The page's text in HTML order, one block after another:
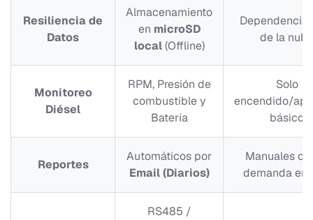
Resiliencia de
Datos
Almacenamiento
en microSD
local(Offline)
Dependencia
de la nube
Monitoreo
Diésel
RPM, Presión de
combustible y
Batería
Solo
encendido/
básico
Reportes
Automáticos por
Email (Diarios)
Manuales o
demanda en
RS485 /